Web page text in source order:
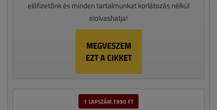
előfizetőnk és minden tartalmunkat korlátozás nélkül
elolvashatja!
MEGVESZEM
EZT A CIKKET
1 LAPSZÁM 1990 FT